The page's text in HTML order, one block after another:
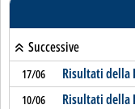
Successive
17/06 Risultati della
10/06 Risultati della